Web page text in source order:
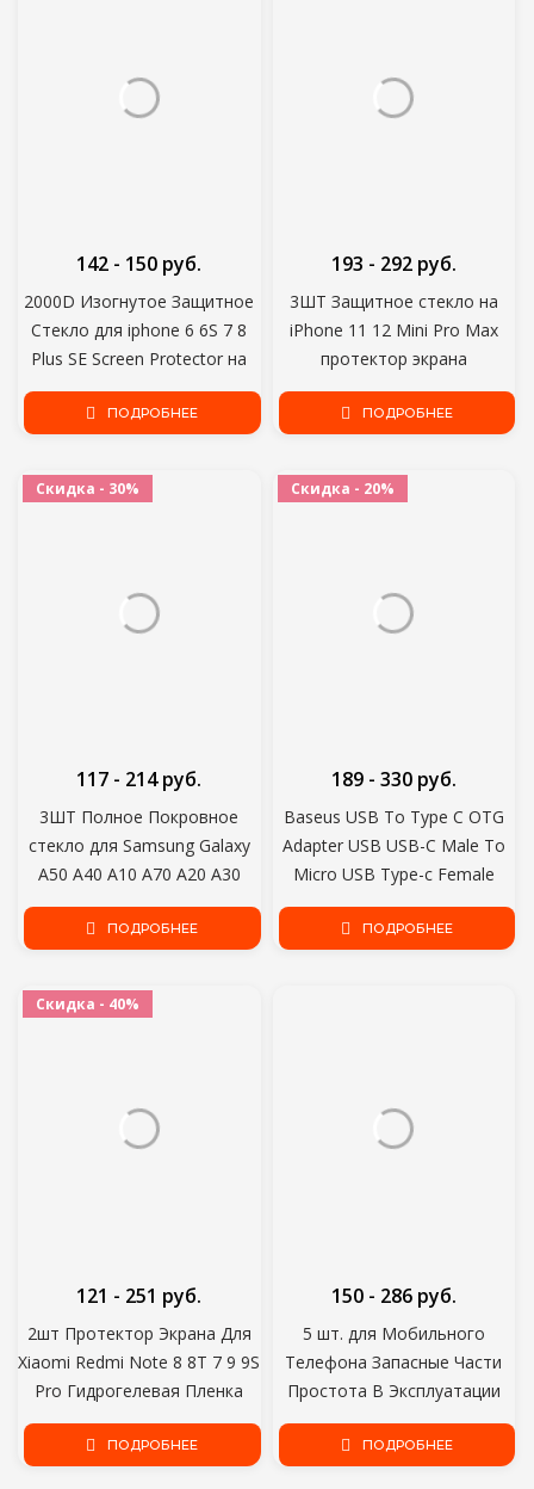
2000D Изогнутое Защитное
Стекло для iphone 6 6S 7 8
Plus SE Screen Protector на
iphone X XR XS 11 12 Pro Max
Закаленное Стекло чехол
142 - 150 руб.
ПОДРОБНЕЕ
3ШТ Защитное стекло на
iPhone 11 12 Mini Pro Max
протектор экрана
Закаленное стекло для
iPhone 6 S 7 8 Plus X XR XS
193 - 292 руб.
ПОДРОБНЕЕ
Скидка - 30%
3ШТ Полное Покровное
стекло для Samsung Galaxy
A50 A40 A10 A70 A20 A30
Протектор Экрана для
Samsung A51 A21S A71 A31
117 - 214 руб.
ПОДРОБНЕЕ
Скидка - 20%
Baseus USB To Type C OTG
Adapter USB USB-C Male To
Micro USB Type-c Female
Converter Для Macbook
Samsung S20 USBC OTG
189 - 330 руб.
ПОДРОБНЕЕ
Скидка - 40%
2шт Протектор Экрана Для
Xiaomi Redmi Note 8 8T 7 9 9S
Pro Гидрогелевая Пленка
Для MI 10 Ultra 9 SE 9T 8
Note 10 Pro Lite Poco X3 M3
121 - 251 руб.
ПОДРОБНЕЕ
5 шт. для Мобильного
Телефона Запасные Части
Простота В Эксплуатации
Прочный Конвертер 360
Градусов Вращения
150 - 286 руб.
ПОДРОБНЕЕ